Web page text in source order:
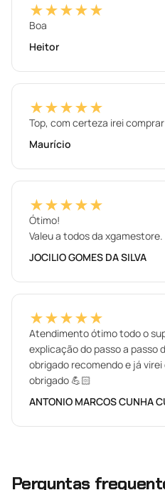
★★★★★
Boa
Heitor
★★★★★
Top, com certeza irei
Maurício
★★★★★
Ótimo!
Valeu a todos da xgamestore.
JOCILIO GOMES DA SILVA
★★★★★
Atendimento ótimo todo o
explicação do passo a passo
obrigado recomendo e já
obrigado 💪🏻
ANTONIO MARCOS CUNHA
Perguntas